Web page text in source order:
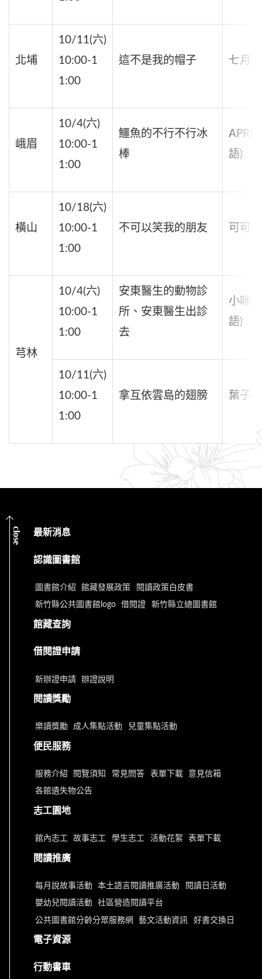
北埔
10/11(六)
10:00-1
1:00
這不是我的帽子 七月(
峨眉
10/4(六)
10:00-1
1:00
鱷魚的不行不行冰
棒
APRO
語)
橫山
10/18(六)
10:00-1
1:00
不可以笑我的朋友 可可(
芎林
10/4(六)
10:00-1
1:00
安東醫生的動物診
所、安東醫生出診
去
小咪+
語)
10/11(六)
10:00-1
1:00
拿互依雲島的翅膀 葉子
close 最新消息
認識圖書館
圖書館介紹 館藏發展政策 閱讀政策白皮書
新竹縣公共圖書館logo 借閱證 新竹縣立總圖書館
館藏查詢
借閱證申請
新辦證申請 辦證說明
閱讀獎勵
樂讀獎勵 成人集點活動 兒童集點活動
便民服務
服務介紹 閱覽須知 常見問答 表單下載 意見信箱
各館遺失物公告
志工園地
館內志工 故事志工 學生志工 活動花絮 表單下載
閱讀推廣
每月說故事活動 本土語言閱讀推廣活動 閱讀日活動
嬰幼兒閱讀活動 社區營造閱讀平台
公共圖書館分齡分眾服務網 藝文活動資訊 好書交換日
電子資源
行動書車